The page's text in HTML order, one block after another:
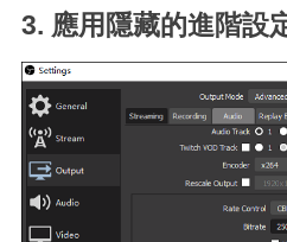
3. 應用隱藏的進階設